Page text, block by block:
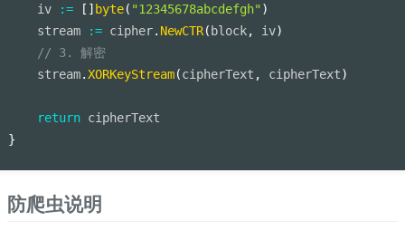
    iv
:= [ ]byte( "12345678abcdefgh" )
    stream
:= cipher. NewCTR(block, iv)
// 3. 解密
    stream
.XORKeyStream(cipherText , cipherText)
return cipherText
}
防爬虫说明